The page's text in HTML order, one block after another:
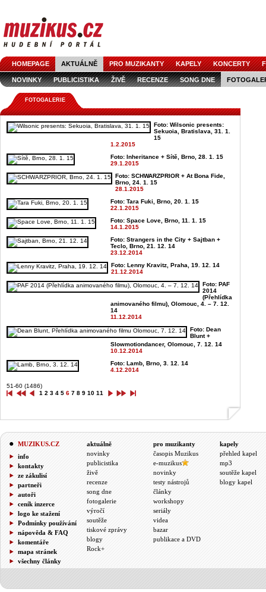
HOMEPAGE AKTUÁLNĚ PRO MUZIKANTY KAPELY KONCERTY
NOVINKY PUBLICISTIKA ŽIVĚ RECENZE SONG DNE
FOTOGALERIE
Foto: Wilsonic presents:
Sekuoia, Bratislava, 31. 1.
15
1.2.2015
Foto: Inheritance + Sítě, Brno, 28. 1. 15
29.1.2015
Foto: SCHWARZPRIOR + At Bona Fide,
Brno, 24. 1. 15
28.1.2015
Foto: Tara Fuki, Brno, 20. 1. 15
22.1.2015
Foto: Space Love, Brno, 11. 1. 15
14.1.2015
Foto: Strangers in the City + Sajtban +
Teclo, Brno, 21. 12. 14
23.12.2014
Foto: Lenny Kravitz, Praha, 19. 12. 14
21.12.2014
Foto: PAF
2014
(Přehlídka
animovaného filmu), Olomouc, 4. – 7. 12.
14
11.12.2014
Foto: Dean
Blunt +
Slowmotiondancer, Olomouc, 7. 12. 14
10.12.2014
Foto: Lamb, Brno, 3. 12. 14
4.12.2014
51-60 (1486)
1 2 3 4 5 6 7 8 9 10 11
MUZIKUS.CZ
info
kontakty
ze zákulisí
partneři
autoři
ceník inzerce
logo ke stažení
Podmínky používání
nápověda & FAQ
komentáře
mapa stránek
všechny články
aktuálně
novinky
publicistika
živě
recenze
song dne
fotogalerie
výročí
soutěže
tiskové zprávy
blogy
Rock+
pro muzikanty
časopis Muzikus
e-muzikus
novinky
testy nástrojů
články
workshopy
seriály
videa
bazar
publikace a DVD
kapely
přehled kapel
mp3
soutěže kapel
blogy kapel